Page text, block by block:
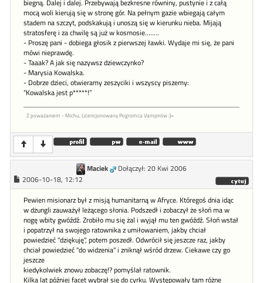
biegną. Dalej i dalej. Przebywają bezkresne równiny, pustynie i z całą
mocą woli kierują się w stronę gór. Na pełnym gazie wbiegają całym
stadem na szczyt, podskakują i unoszą się w kierunku nieba. Mijają
stratosferę i za chwilę są już w kosmosie……..
- Proszę pani - dobiega głosik z pierwszej ławki. Wydaje mi się, że pani
mówi nieprawdę.
- Taaak? A jak się nazywsz dziewczynko?
- Marysia Kowalska.
- Dobrze dzieci, otwieramy zeszyciki i wszyscy piszemy:
“Kowalska jest p*****!”
Z poważaniem - Michu, Licencjonowany Pogromca Vampirów :)=
Maciek
Dołączył: 20 Kwi 2006
2006-10-18, 12:12
Pewien misionarz był z misją humanitarną w Afryce. Któregoś dnia idąc
w dżungli zauważył leżącego słonia. Podszedł i zobaczył że słoń ma w
nogę wbity gwóźdź. Zrobiło mu się żal i wyjął mu ten gwóźdź. Słoń wstał
i popatrzył na swojego ratownika z umiłowaniem, jakby chciał
powiedzieć "dziękuję", potem poszedł. Odwrócił się jeszcze raz, jakby
chciał powiedzieć "do widzenia" i zniknął wśród drzew. Ciekawe czy go
jeszcze
kiedykolwiek znowu zobaczę!? pomyślał ratownik.
Kilka lat później facet wybrał się do cyrku. Występowały tam różne